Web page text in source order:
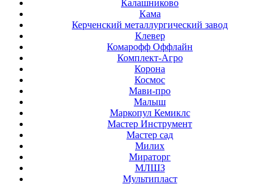
Калашниково
Кама
Керченский металлургический завод
Клевер
Комарофф Оффлайн
Комплект-Агро
Корона
Космос
Мави-про
Малыш
Маркопул Кемиклс
Мастер Инструмент
Мастер сад
Милих
Мираторг
МЛШЗ
Мультипласт